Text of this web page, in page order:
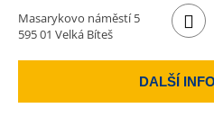
Masarykovo náměstí 5
595 01 Velká Bíteš
DALŠÍ